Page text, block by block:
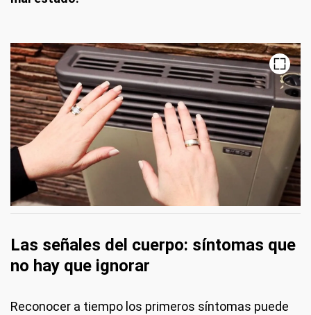
Las señales del cuerpo: síntomas que
no hay que ignorar
Reconocer a tiempo los primeros síntomas puede